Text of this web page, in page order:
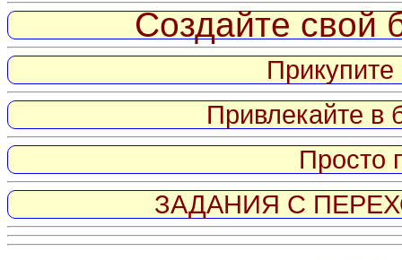
Создайте свой
Привлекайте в
Просто
ЗАДАНИЯ С